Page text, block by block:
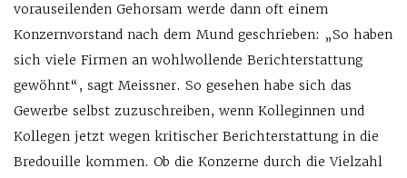
vorauseilenden Gehorsam werde dann oft einem
Konzernvorstand nach dem Mund geschrieben: „So haben
sich viele Firmen an wohlwollende Berichterstattung
gewöhnt“, sagt Meissner. So gesehen habe sich das
Gewerbe selbst zuzuschreiben, wenn Kolleginnen und
Kollegen jetzt wegen kritischer Berichterstattung in die
Bredouille kommen. Ob die Konzerne durch die Vielzahl